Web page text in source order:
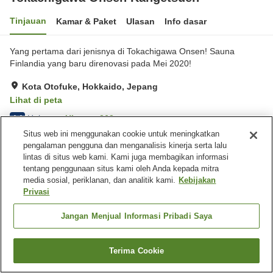
Tinjauan Kamar & Paket Ulasan Info dasar
Yang pertama dari jenisnya di Tokachigawa Onsen! Sauna
Finlandia yang baru direnovasi pada Mei 2020!
Kota Otofuke, Hokkaido, Jepang
Lihat di peta
4.4 Hebat Ulasan:263
Fasilitas properti
Tempat parkir
Sauna
Spa / Salon kecantikan
Restoran
Jepang Hokkaido
Kota Otofuke
Tokachigawa Onsen Kangetsuen
Cari kamar
Situs web ini menggunakan cookie untuk meningkatkan
pengalaman pengguna dan menganalisis kinerja serta lalu
lintas di situs web kami. Kami juga membagikan informasi
tentang penggunaan situs kami oleh Anda kepada mitra
media sosial, periklanan, dan analitik kami. Kebijakan
Privasi
Jangan Menjual Informasi Pribadi Saya
Terima Cookie